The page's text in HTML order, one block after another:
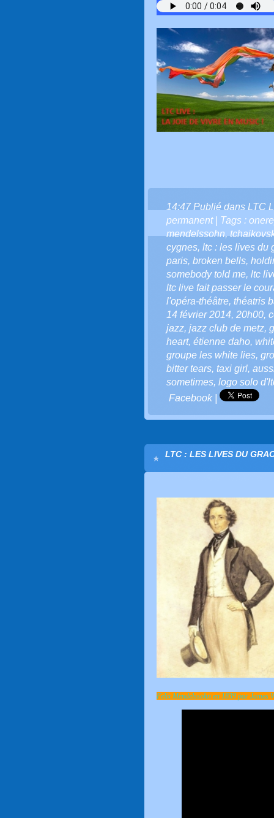
14:47 Publié dans LTC
permanent| Tags :
mendelssohn,
cygnes, ltc : les lives du
paris, broken bells,
somebody told me, ltc
ltc live fait passer le
l'opéra-théâtre, théatris
14 février 2014, 20h00,
jazz, jazz club de metz,
heart, étienne daho,
groupe les white lies,
bitter tears, taxi girl,
sometimes, logo solo
Facebook|
LTC : LES LIVES DU
Felix Mendelssohn en 1839 par James